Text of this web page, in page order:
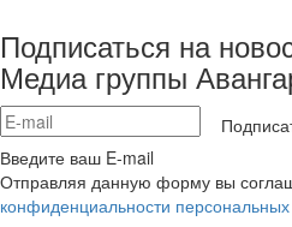
Подписаться на
Медиа группы
Введите ваш E-mail
Отправляя данную форму вы
конфиденциальности